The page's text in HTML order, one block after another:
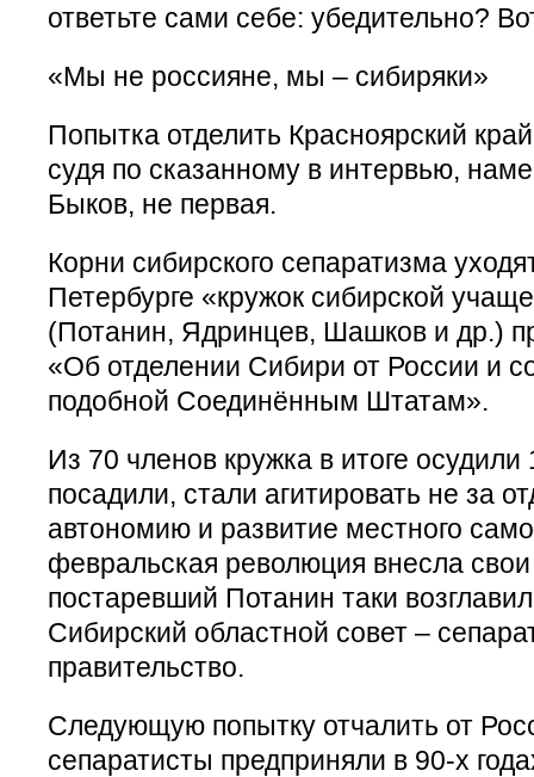
ответьте сами себе: убедительно?
«Мы не россияне, мы – сибиряки»
Попытка отделить Красноярский
судя по сказанному в интервью,
Быков, не первая.
Корни сибирского сепаратизма
Петербурге «кружок сибирской
(Потанин, Ядринцев, Шашков и др.)
«Об отделении Сибири от России и
подобной Соединённым Штатам».
Из 70 членов кружка в итоге осудили
посадили, стали агитировать не за
автономию и развитие местного
февральская революция внесла
постаревший Потанин таки
Сибирский областной совет –
правительство.
Следующую попытку отчалить от
сепаратисты предприняли в 90-х